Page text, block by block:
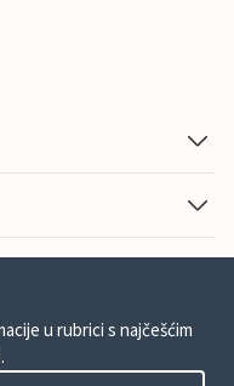
u rubrici s najčešćim